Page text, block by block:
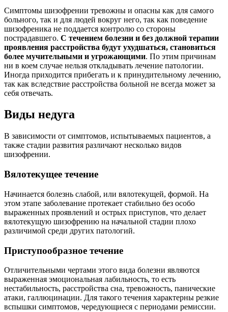
Симптомы шизофрении тревожны и опасны как для самого
больного, так и для людей вокруг него, так как поведение
шизофреника не поддается контролю со стороны
пострадавшего. С течением болезни и без должной терапии
проявления расстройства будут ухудшаться, становиться
более мучительными и угрожающими. По этим причинам
ни в коем случае нельзя откладывать лечение патологии.
Иногда приходится прибегать и к принудительному лечению,
так как вследствие расстройства больной не всегда может за
себя отвечать.
Виды недуга
В зависимости от симптомов, испытываемых пациентов, а
также стадии развития различают несколько видов
шизофрении.
Вялотекущее течение
Начинается болезнь слабой, или вялотекущей, формой. На
этом этапе заболевание протекает стабильно без особо
выраженных проявлений и острых приступов, что делает
вялотекущую шизофрению на начальной стадии плохо
различимой среди других патологий.
Приступообразное течение
Отличительными чертами этого вида болезни являются
выраженная эмоциональная лабильность, то есть
нестабильность, расстройства сна, тревожность, панические
атаки, галлюцинации. Для такого течения характерны резкие
вспышки симптомов, чередующиеся с периодами ремиссии.